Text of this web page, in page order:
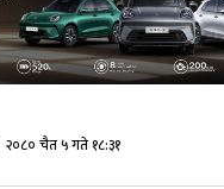
२०८० चैत ५ गते १८:३१